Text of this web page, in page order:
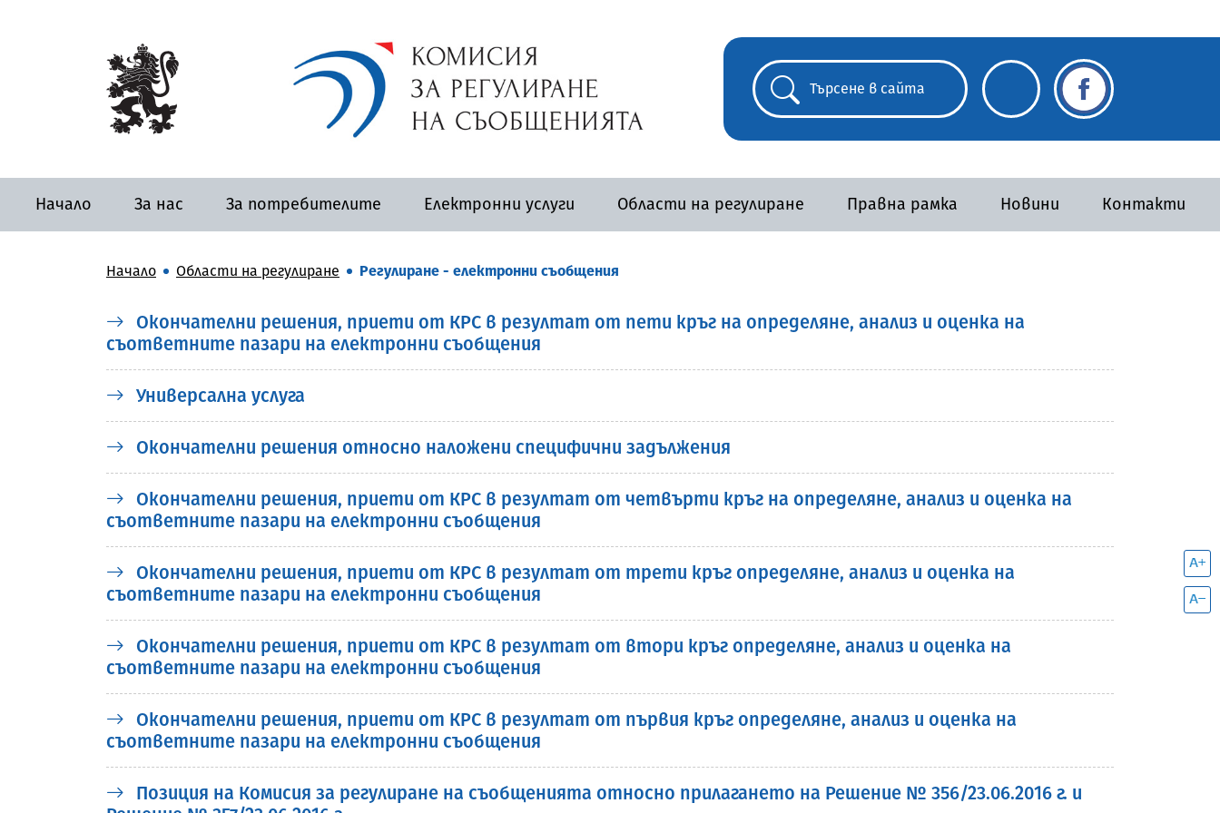
Начало За нас За потребителите Електронни услуги Области на регулиране Правна рамка Новини Контакти
Начало Области на регулиране Регулиране - електронни съобщения
Окончателни решения, приети от КРС в резултат от пети кръг на определяне, анализ и оценка на
съответните пазари на електронни съобщения
Универсална услуга
Окончателни решения относно наложени специфични задължения
Окончателни решения, приети от КРС в резултат от четвърти кръг на определяне, анализ и оценка на
съответните пазари на електронни съобщения
Окончателни решения, приети от КРС в резултат от трети кръг определяне, анализ и оценка на
съответните пазари на електронни съобщения
Окончателни решения, приети от КРС в резултат от втори кръг определяне, анализ и оценка на
съответните пазари на електронни съобщения
Окончателни решения, приети от КРС в резултат от първия кръг определяне, анализ и оценка на
съответните пазари на електронни съобщения
Позиция на Комисия за регулиране на съобщенията относно прилагането на Решение № 356/23.06.2016 г. и